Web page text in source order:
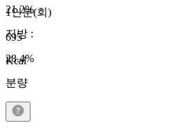
1인분(회)
695
Kcal
21.2%
지방 :
28.4%
분량